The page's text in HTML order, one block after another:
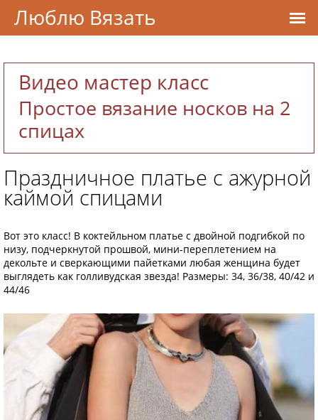
Видео мастер класс
Простое вязание носков на 2
спицах
Праздничное платье с ажурной
каймой спицами
Вот это класс! В коктейльном платье с двойной подгибкой по
низу, подчеркнутой прошвой, мини-переплетением на
декольте и сверкающими пайетками любая женщина будет
выглядеть как голливудская звезда! Размеры: 34, 36/38, 40/42 и
44/46
Люблю Вязать